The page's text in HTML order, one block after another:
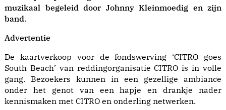
muzikaal begeleid door Johnny Kleinmoedig en zijn
band.
Advertentie
De kaartverkoop voor de fondswerving ‘CITRO goes
South Beach’ van reddingorganisatie CITRO is in volle
gang. Bezoekers kunnen in een gezellige ambiance
onder het genot van een hapje en drankje nader
kennismaken met CITRO en onderling netwerken.